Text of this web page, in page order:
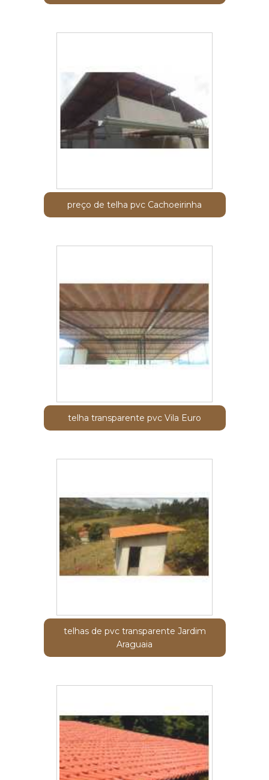
preço de telha pvc Cachoeirinha
telha transparente pvc Vila Euro
telhas de pvc transparente Jardim
Araguaia